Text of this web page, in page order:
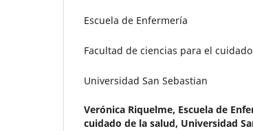
Escuela de Enfermería
Facultad de ciencias para el
Universidad San Sebastian
Verónica Riquelme, Escuela de
cuidado de la salud, Universidad